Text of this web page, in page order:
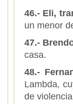
46.- Eli,
un menor
47.-
casa.
48.-
Lambda,
de